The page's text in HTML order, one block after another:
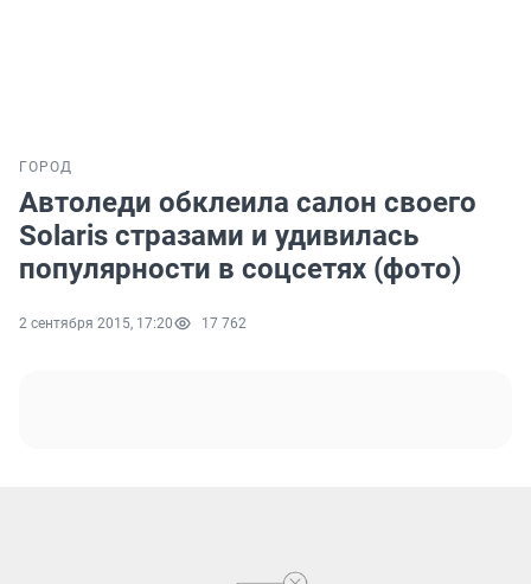
ГОРОД
Автоледи обклеила салон своего
Solaris стразами и удивилась
популярности в соцсетях (фото)
2 сентября 2015, 17:20 17 762